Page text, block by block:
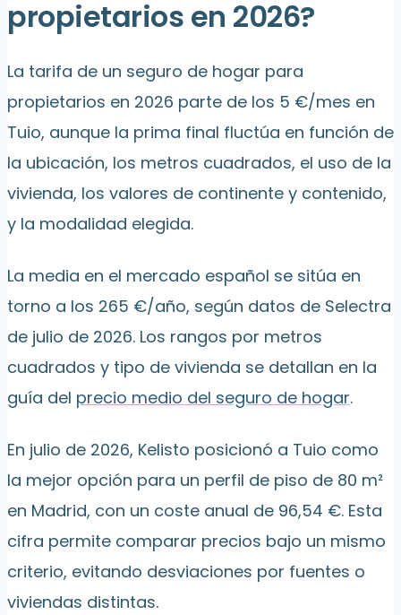
propietarios en 2026?
La tarifa de un seguro de hogar para
propietarios en 2026 parte de los 5 €/mes en
Tuio, aunque la prima final fluctúa en función de
la ubicación, los metros cuadrados, el uso de la
vivienda, los valores de continente y contenido,
y la modalidad elegida.
La media en el mercado español se sitúa en
torno a los 265 €/año, según datos de Selectra
de julio de 2026. Los rangos por metros
cuadrados y tipo de vivienda se detallan en la
guía del precio medio del seguro de hogar.
En julio de 2026, Kelisto posicionó a Tuio como
la mejor opción para un perfil de piso de 80 m²
en Madrid, con un coste anual de 96,54 €. Esta
cifra permite comparar precios bajo un mismo
criterio, evitando desviaciones por fuentes o
viviendas distintas.